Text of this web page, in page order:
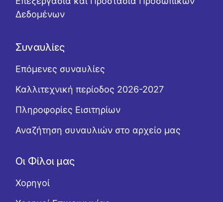
Δεδομένων
Συναυλίες
Επόμενες συναυλίες
Καλλιτεχνική περίοδος 2026-2027
Πληροφορίες Εισιτηρίων
Αναζήτηση συναυλιών στο αρχείο μας
Οι Φίλοι μας
Χορηγοί